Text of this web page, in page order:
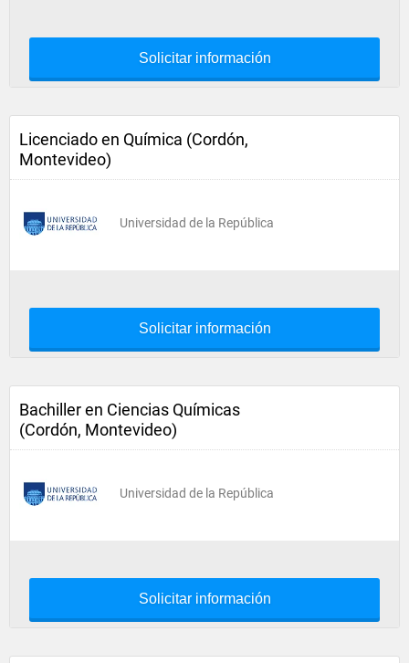
Solicitar información
Licenciado en Química (Cordón,
Montevideo)
Universidad de la República
Solicitar información
Bachiller en Ciencias Químicas
(Cordón, Montevideo)
Universidad de la República
Solicitar información